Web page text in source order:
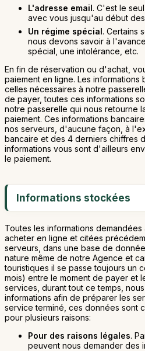
L'adresse email. C'est le
avec vous jusqu'au début
Un régime spécial. Certains
nous devons savoir à
spécial, une intolérance, etc.
En fin de réservation ou d'achat,
paiement en ligne. Les informations
celles nécessaires à notre
de payer, toutes ces informations
notre passerelle qui nous retourne
paiement. Ces informations
nos serveurs, d'aucune façon, à
bancaire et des 4 derniers chiffres
informations vous sont d'ailleurs
le paiement.
Informations stockées
Toutes les informations
acheter en ligne et citées
serveurs, dans une base de
nature même de notre Agence et
touristiques il se passe toujours un
mois) entre le moment de payer et
services, durant tout ce temps,
informations afin de préparer les
service terminé, ces données sont
pour plusieurs raisons:
Pour des raisons légales.
peuvent nous demander des